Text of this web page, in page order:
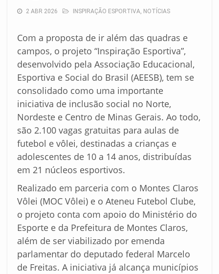
2 ABR 2026 INSPIRAÇÃO ESPORTIVA, NOTÍCIAS
Com a proposta de ir além das quadras e
campos, o projeto “Inspiração Esportiva”,
desenvolvido pela Associação Educacional,
Esportiva e Social do Brasil (AEESB), tem se
consolidado como uma importante
iniciativa de inclusão social no Norte,
Nordeste e Centro de Minas Gerais. Ao todo,
são 2.100 vagas gratuitas para aulas de
futebol e vôlei, destinadas a crianças e
adolescentes de 10 a 14 anos, distribuídas
em 21 núcleos esportivos.
Realizado em parceria com o Montes Claros
Vôlei (MOC Vôlei) e o Ateneu Futebol Clube,
o projeto conta com apoio do Ministério do
Esporte e da Prefeitura de Montes Claros,
além de ser viabilizado por emenda
parlamentar do deputado federal Marcelo
de Freitas. A iniciativa já alcança municípios